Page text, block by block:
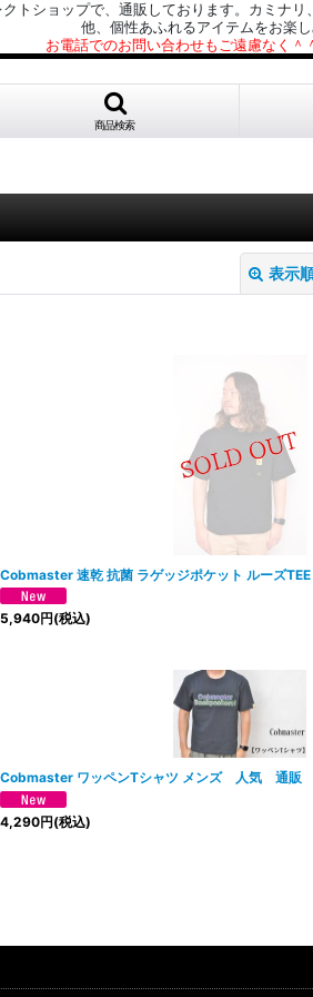
トショップで、通販しております。カミ
他、個性あふれるアイテムをお楽し
お電話でのお問い合わせもご遠慮なく
商品検索
表示
絞り込む
Cobmaster 速乾 抗菌 ラゲッジポケット ルーズ
5,940円(税込)
Cobmaster ワッペンTシャツ メンズ 人気 通販
4,290円(税込)